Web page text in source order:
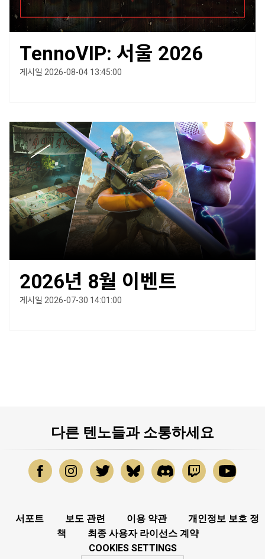
TennoVIP: 서울 2026
게시일 2026-08-04 13:45:00
2026년 8월 이벤트
게시일 2026-07-30 14:01:00
다른 텐노들과 소통하세요
서포트 보도 관련 이용 약관
개인정보 보호 정
책
최종 사용자 라이선스 계약
COOKIES SETTINGS